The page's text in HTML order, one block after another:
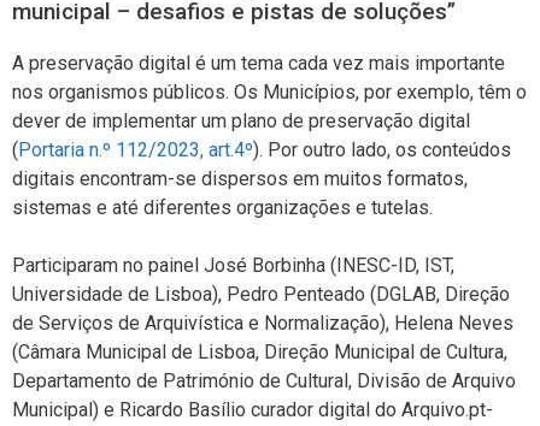
municipal – desafios e pistas de soluções”
A preservação digital é um tema cada vez mais importante
nos organismos públicos. Os Municípios, por exemplo, têm o
dever de implementar um plano de preservação digital
( Portaria n.º 112/2023, art.4º). Por outro lado, os conteúdos
digitais encontram-se dispersos em muitos formatos,
sistemas e até diferentes organizações e tutelas.
Participaram no painel José Borbinha (INESC-ID, IST,
Universidade de Lisboa), Pedro Penteado (DGLAB, Direção
de Serviços de Arquivística e Normalização), Helena Neves
(Câmara Municipal de Lisboa, Direção Municipal de Cultura,
Departamento de Património de Cultural, Divisão de Arquivo
Municipal) e Ricardo Basílio curador digital do Arquivo.pt-